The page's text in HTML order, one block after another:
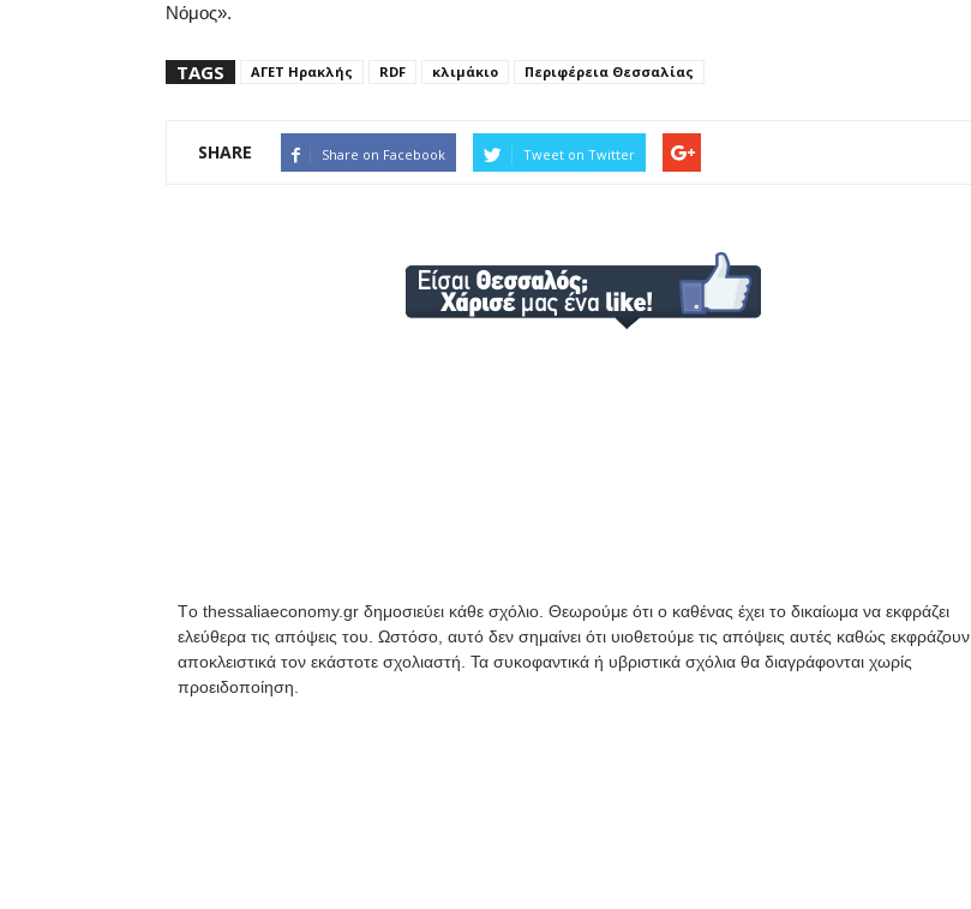
Νόμος».
TAGS ΑΓΕΤ Ηρακλής RDF κλιμάκιο Περιφέρεια Θεσσαλίας
SHARE Share on Facebook Tweet on Twitter
Tο thessaliaeconomy.gr δημοσιεύει κάθε σχόλιο. Θεωρούμε ότι ο καθένας έχει το δικαίωμα να εκφράζει
ελεύθερα τις απόψεις του. Ωστόσο, αυτό δεν σημαίνει ότι υιοθετούμε τις απόψεις αυτές καθώς εκφράζουν
αποκλειστικά τον εκάστοτε σχολιαστή. Τα συκοφαντικά ή υβριστικά σχόλια θα διαγράφονται χωρίς
προειδοποίηση.